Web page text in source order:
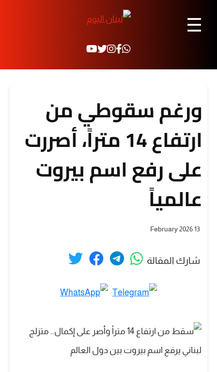
☰
ورغم سقوطي من
ارتفاع 14 متراً، أصررت
على رفع اسم بيروت
عالمياً
13 February 2026
شارك المقالة